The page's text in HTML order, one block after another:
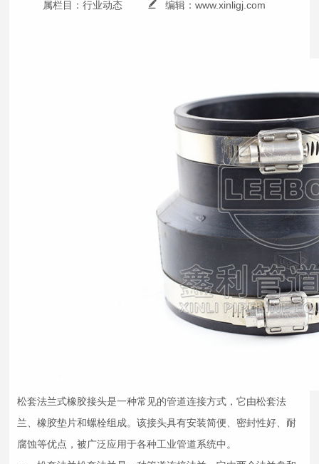
属栏目：行业动态
编辑：www.xinligj.com
松套法兰式橡胶接头是一种常见的管道连接方式，它由松套法
兰、橡胶垫片和螺栓组成。该接头具有安装简便、密封性好、耐
腐蚀等优点，被广泛应用于各种工业管道系统中。